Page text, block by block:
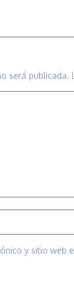
será publicada.
y sitio web